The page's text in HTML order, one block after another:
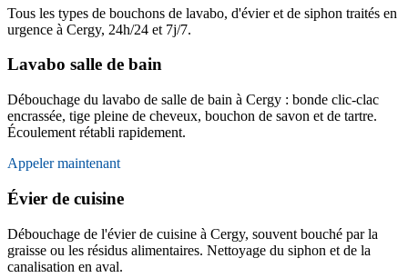
Tous les types de bouchons de lavabo, d'évier et de siphon traités en
urgence à Cergy, 24h/24 et 7j/7.
Lavabo salle de bain
Débouchage du lavabo de salle de bain à Cergy : bonde clic-clac
encrassée, tige pleine de cheveux, bouchon de savon et de tartre.
Écoulement rétabli rapidement.
Appeler maintenant
Évier de cuisine
Débouchage de l'évier de cuisine à Cergy, souvent bouché par la
graisse ou les résidus alimentaires. Nettoyage du siphon et de la
canalisation en aval.